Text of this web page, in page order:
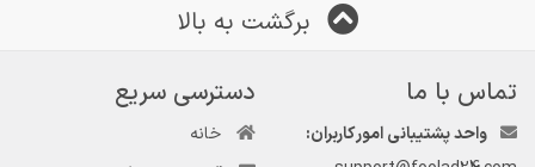
برگشت به بالا
تماس با ما
واحد پشتیبانی امور کاربران:
دسترسی سریع
خانه